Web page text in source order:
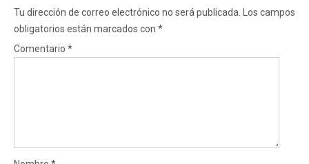
Tu dirección de correo electrónico no será publicada.
Los campos
obligatorios están marcados con *
Comentario *